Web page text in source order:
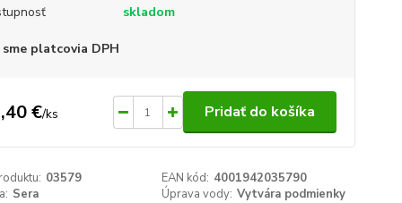
skladom
sme platcovia DPH
€/ks Pridať do košíka
03579 EAN kód: 4001942035790
Sera Úprava vody: Vytvára podmienky